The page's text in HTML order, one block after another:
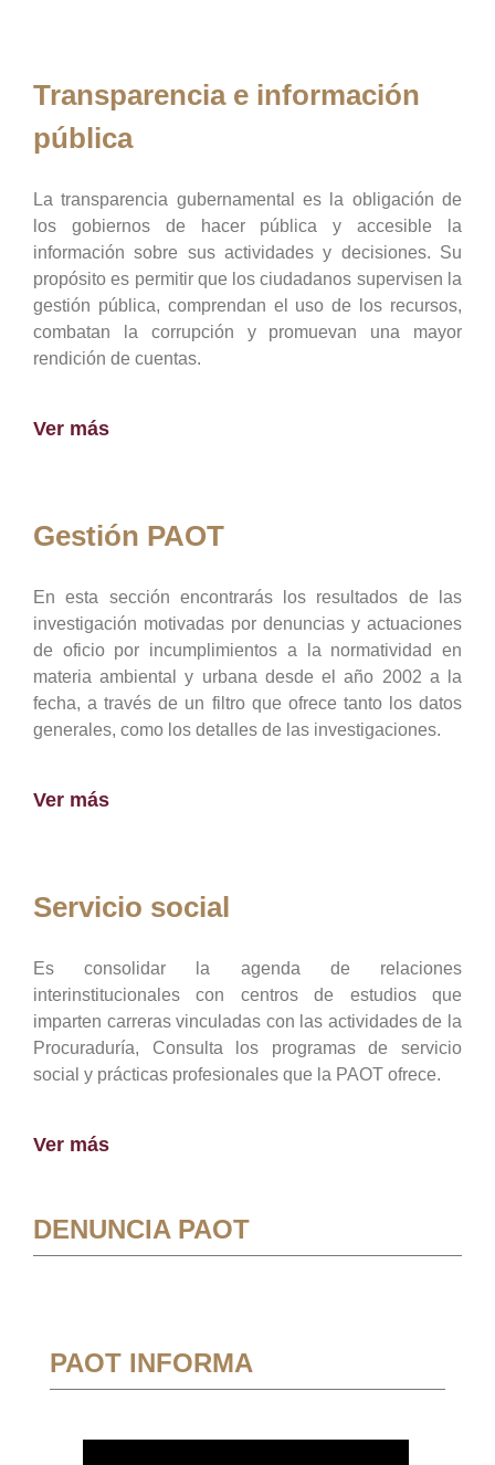
Transparencia e información
pública
La transparencia gubernamental es la obligación de
los gobiernos de hacer pública y accesible la
información sobre sus actividades y decisiones. Su
propósito es permitir que los ciudadanos supervisen la
gestión pública, comprendan el uso de los recursos,
combatan la corrupción y promuevan una mayor
rendición de cuentas.
Ver más
Gestión PAOT
En esta sección encontrarás los resultados de las
investigación motivadas por denuncias y actuaciones
de oficio por incumplimientos a la normatividad en
materia ambiental y urbana desde el año 2002 a la
fecha, a través de un filtro que ofrece tanto los datos
generales, como los detalles de las investigaciones.
Ver más
Servicio social
Es consolidar la agenda de relaciones
interinstitucionales con centros de estudios que
imparten carreras vinculadas con las actividades de la
Procuraduría, Consulta los programas de servicio
social y prácticas profesionales que la PAOT ofrece.
Ver más
DENUNCIA PAOT
PAOT INFORMA